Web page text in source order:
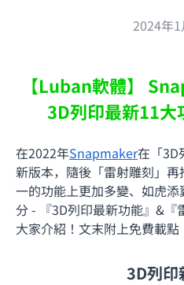
2024年
【Luban軟體】
3D列印最新11大
在2022年Snapmaker在「3D
新版本，隨後「雷射雕刻」再
一的功能上更加多變、如虎
分 - 『3D列印最新功能』&『
大家介紹！文末附上免費載點
3D列印